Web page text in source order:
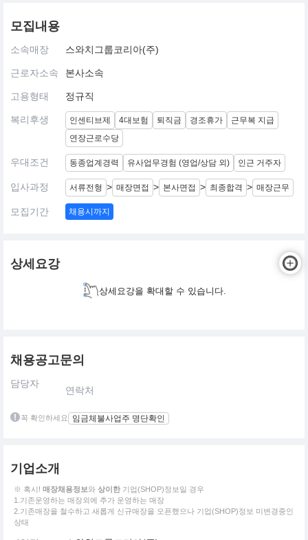
모집내용
소속매장 스와치그룹코리아(주)
근로자소속 본사소속
고용형태 정규직
복리후생 인센티브제 4대보험 퇴직금 경조휴가
근무복 지급
연장근로수당
우대조건 동종업계경력 유사업무경험 (영업/상담 외) 인근 거주자
입사과정 서류전형 > 매장면접 > 본사면접 > 최종합격 > 매장근무
모집기간 채용시까지
상세요강
상세요강을 확대할 수 있습니다.
채용공고문의
담당자
연락처
꼭 확인하세요 임금체불사업주 명단확인
기업소개
※ 혹시! 매장채용정보와 상이한 기업(SHOP)정보일 경우
1.기존운영하는 매장외에 추가 운영하는 매장
2.기존매장을 철수하고 새롭게 신규매장을 오픈했으나 기업(SHOP)정보 미변경중인
상태